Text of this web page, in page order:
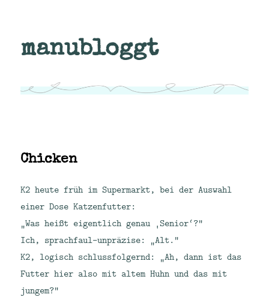
manubloggt
Chicken
K2 heute früh im Supermarkt, bei der Auswahl
einer Dose Katzenfutter:
„Was heißt eigentlich genau ‚Senior‘?“
Ich, sprachfaul-unpräzise: „Alt.“
K2, logisch schlussfolgernd: „Ah, dann ist das
Futter hier also mit altem Huhn und das mit
jungem?“